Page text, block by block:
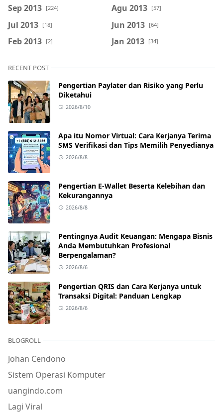
Sep 2013 [224] Agu 2013 [57]
Jul 2013 [18] Jun 2013 [64]
Feb 2013 [2] Jan 2013 [34]
RECENT POST
Pengertian Paylater dan Risiko yang Perlu
Diketahui
2026/8/10
Apa itu Nomor Virtual: Cara Kerjanya Terima
SMS Verifikasi dan Tips Memilih Penyedianya
2026/8/8
Pengertian E-Wallet Beserta Kelebihan dan
Kekurangannya
2026/8/8
Pentingnya Audit Keuangan: Mengapa Bisnis
Anda Membutuhkan Profesional
Berpengalaman?
2026/8/6
Pengertian QRIS dan Cara Kerjanya untuk
Transaksi Digital: Panduan Lengkap
2026/8/6
BLOGROLL
Johan Cendono
Sistem Operasi Komputer
uangindo.com
Lagi Viral